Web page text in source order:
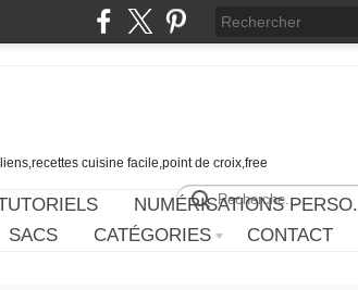
cuisine facile,point de croix,free
NUMÉRISATIONS PERSO.
SACS CATÉGORIES CONTACT